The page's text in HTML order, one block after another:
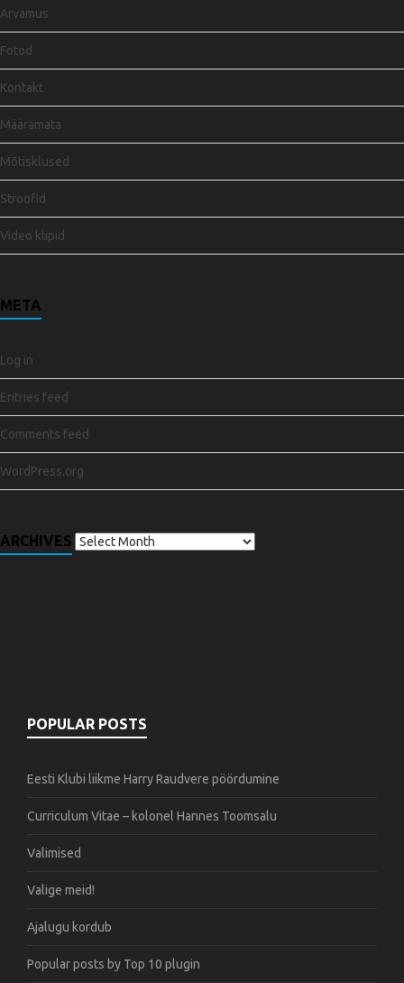
Arvamus
Fotod
Kontakt
Määramata
Mõtisklused
Stroofid
Video klipid
META
Log in
Entries feed
Comments feed
WordPress.org
ARCHIVES
POPULAR POSTS
Eesti Klubi liikme Harry Raudvere pöördumine
Curriculum Vitae – kolonel Hannes Toomsalu
Valimised
Valige meid!
Ajalugu kordub
Popular posts by Top 10 plugin